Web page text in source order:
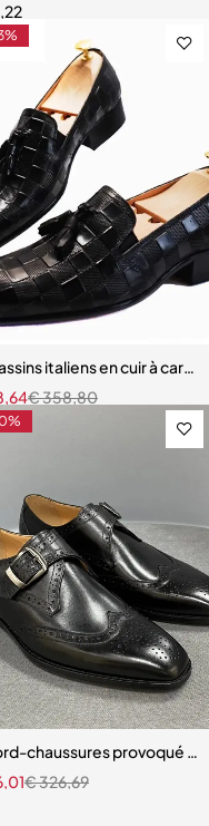
italiens en cuir à
€358,80
imprimées serpent
chaussures provoqué en
€326,69